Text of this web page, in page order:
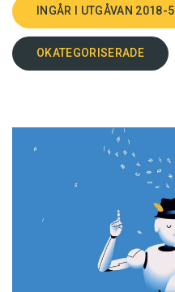
INGÅR I UTGÅVAN 2018-5
OKATEGORISERADE